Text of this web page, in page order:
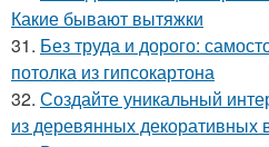
Какие бывают вытяжки
31. Без труда и дорого:
потолка из гипсокартона
32. Создайте уникальный
из деревянных декоративных